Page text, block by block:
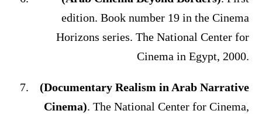
edition. Book number 19 in the Cinema
Horizons series. The National Center for
Cinema in Egypt, 2000.
(Documentary Realism in Arab Narrative
Cinema). The National Center for Cinema,